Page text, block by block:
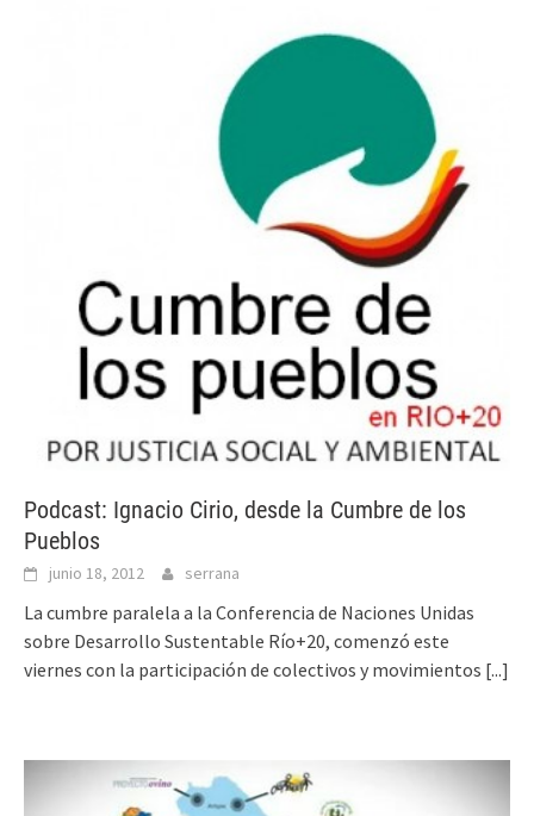
Podcast: Ignacio Cirio, desde la Cumbre de los
Pueblos
junio 18, 2012 serrana
La cumbre paralela a la Conferencia de Naciones Unidas
sobre Desarrollo Sustentable Río+20, comenzó este
viernes con la participación de colectivos y movimientos [...]